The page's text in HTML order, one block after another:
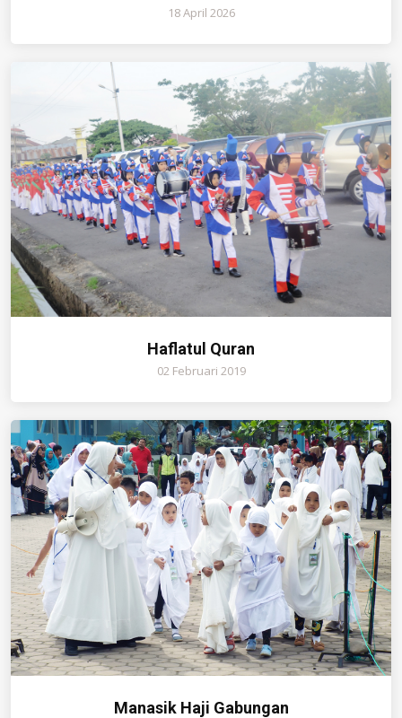
18 April 2026
Haflatul Quran
02 Februari 2019
Manasik Haji Gabungan